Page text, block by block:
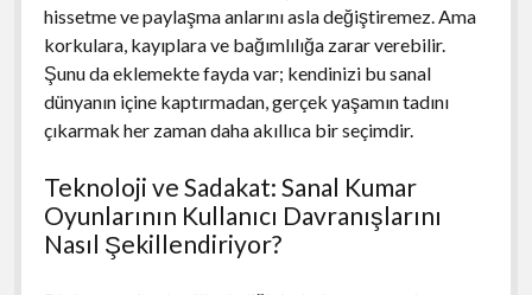
hissetme ve paylaşma anlarını asla değiştiremez. Ama
korkulara, kayıplara ve bağımlılığa zarar verebilir.
Şunu da eklemekte fayda var; kendinizi bu sanal
dünyanın içine kaptırmadan, gerçek yaşamın tadını
çıkarmak her zaman daha akıllıca bir seçimdir.
Teknoloji ve Sadakat: Sanal Kumar
Oyunlarının Kullanıcı Davranışlarını
Nasıl Şekillendiriyor?